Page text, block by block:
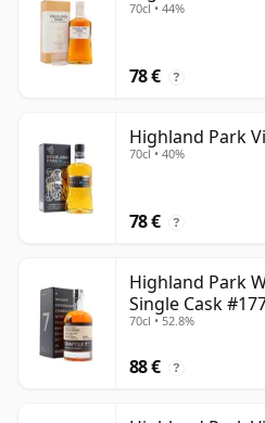
70cl • 44%
78 € ?
Highland Park
70cl • 40%
78 € ?
Highland Park
Single Cask
70cl • 52.8%
88 € ?